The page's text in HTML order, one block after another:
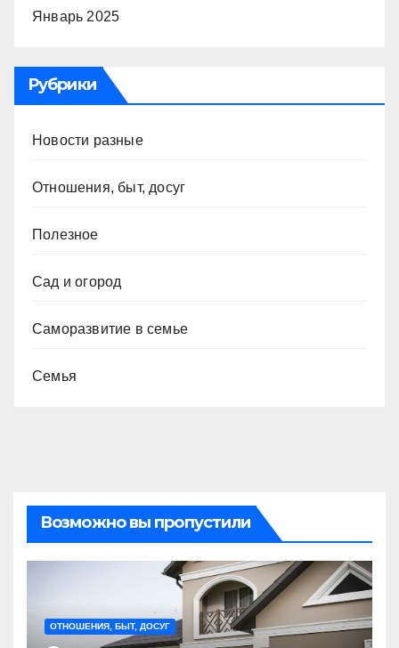
Январь 2025
Рубрики
Новости разные
Отношения, быт, досуг
Полезное
Сад и огород
Саморазвитие в семье
Семья
Возможно вы пропустили
ОТНОШЕНИЯ, БЫТ, ДОСУГ